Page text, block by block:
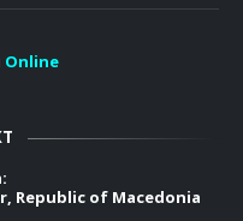
Online
Republic of Macedonia